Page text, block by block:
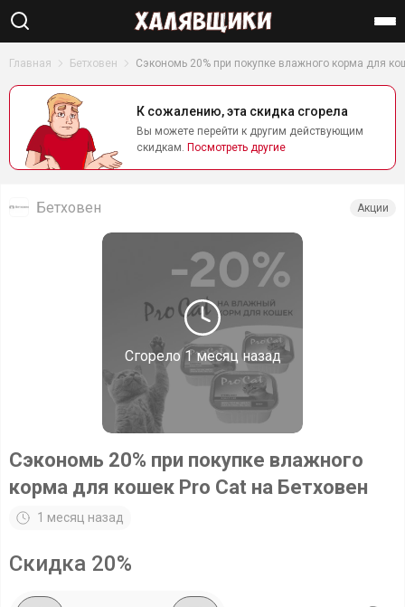
Найти
Главная Бетховен Сэкономь 20% при покупке влажного корма для
К сожалению, эта скидка сгорела
Вы можете перейти к другим действующим
скидкам. Посмотреть другие
Сгорело1 месяц назад
Бетховен Акции
Сэкономь 20% при покупке влажного
корма для кошек Pro Cat на Бетховен
1 месяц назад
Скидка 20%